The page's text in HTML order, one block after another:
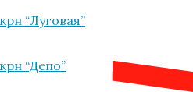
“Луговая”
“Депо”